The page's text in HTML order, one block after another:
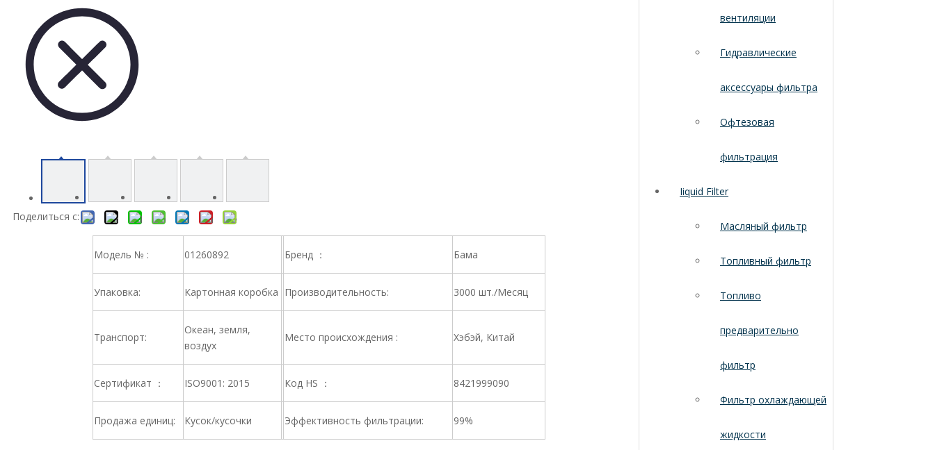
Поделиться с:
Модель № : 01260892 Бренд ： Бама
Упаковка: Картонная коробка Производительность: 3000 шт./Месяц
Транспорт:
Океан, земля,
воздух
Место происхождения : Хэбэй, Китай
Сертификат ： ISO9001: 2015 Код HS ： 8421999090
Продажа единиц: Кусок/кусочки Эффективность фильтрации: 99%
вентиляции
Гидравлические
аксессуары фильтра
Офтезовая
фильтрация
Iiquid Filter
Масляный фильтр
Топливный фильтр
Топливо
предварительно
фильтр
Фильтр охлаждающей
жидкости